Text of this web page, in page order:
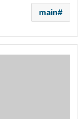
main